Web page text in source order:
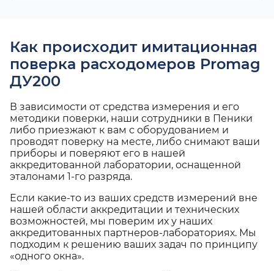
Как происходит имитационная
поверка расходомеров Promag
ДУ200
В зависимости от средства измерения и его
методики поверки, наши сотрудники в Пеники
либо приезжают к вам с оборудованием и
проводят поверку на месте, либо снимают ваши
приборы и поверяют его в нашей
аккредитованной лаборатории, оснащенной
эталонами 1-го разряда.
Если какие-то из ваших средств измерений вне
нашей области аккредитации и технических
возможностей, мы поверим их у наших
аккредитованных партнеров-лабораториях. Мы
подходим к решению ваших задач по принципу
«одного окна».